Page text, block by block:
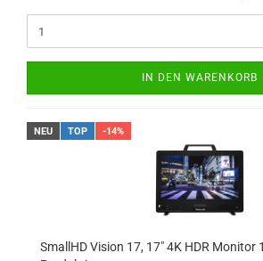
IN DEN WARENKORB
NEU TOP -14%
SmallHD Vision 17, 17" 4K HDR Monitor